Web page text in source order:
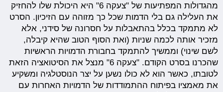
מהגדולות המפתיעות של "צעקה 6" היא היכולת שלו להחזיק
את העלילה גם בלי הדמות שכל כך מזוהה עם הזיכיון. הסרט
לא מתמקד בכלל בהתאבלות על חסרונה של סידני, אלא
מזכיר אותה לכמה שניות (ואת הסוף הטוב שהיא קיבלה,
לשם שינוי) וממשיך להתמקד בחבורת הדמויות הראשיות
שהכרנו בסרט הקודם. "צעקה 6" מנצל את הסיטואציה הזאת
לטובתו, כאשר הוא לא כולו נשען על יצר הנוסטלגיה ומשקיע
את מאמציו בפיתוח ההתמודדות של הדמויות האחרות עם